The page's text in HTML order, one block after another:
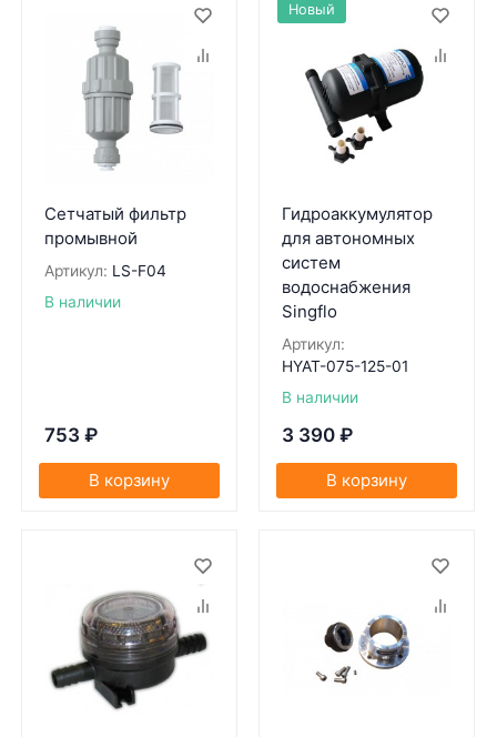
Сетчатый фильтр
промывной
Артикул: LS-F04
В наличии
753 ₽
В корзину
Гидроаккумулятор
для автономных
систем
водоснабжения
Singflo
Артикул:
HYAT-075-125-01
В наличии
3 390 ₽
В корзину
Новый